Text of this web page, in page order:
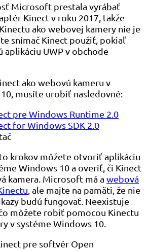
Microsoft prestala vyrábať
Kinect v roku 2017, takže
ako webovej kamery nie je
snímač Kinect použiť, pokiaľ
aplikáciu UWP v obchode
ako webovú kameru v
musíte urobiť nasledovné:
pre Windows Runtime 2.0
for Windows SDK 2.0
krokov môžete otvoriť aplikáciu
Windows 10 a overiť, či Kinect
kamera. Microsoft má a webová
, ale majte na pamäti, že nie
budú fungovať. Neexistuje
môžete robiť pomocou Kinectu
v systéme Windows 10.
pre softvér Open